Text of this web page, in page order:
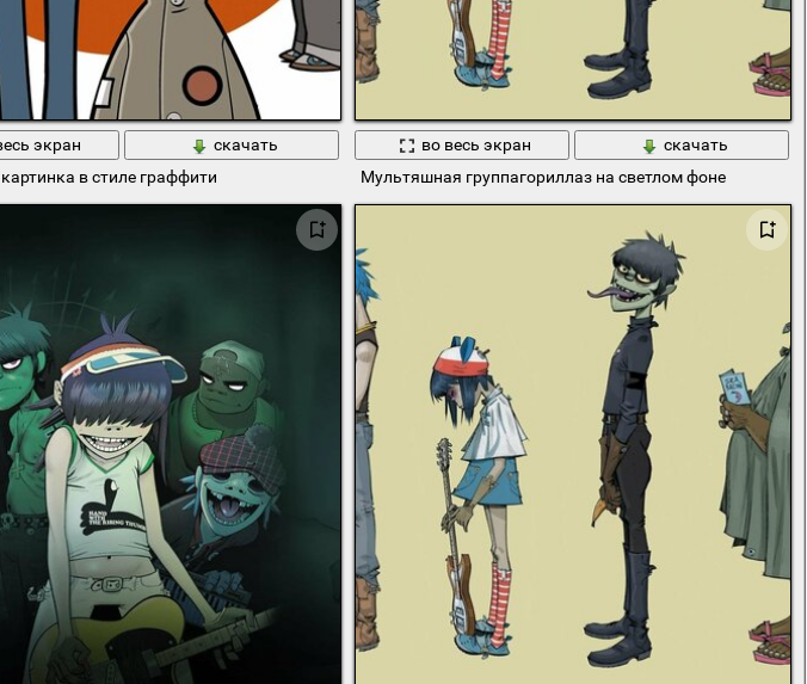
экран
скачать
в стиле граффити
во весь экран
скачать
Мультяшная группагориллаз на светлом фоне